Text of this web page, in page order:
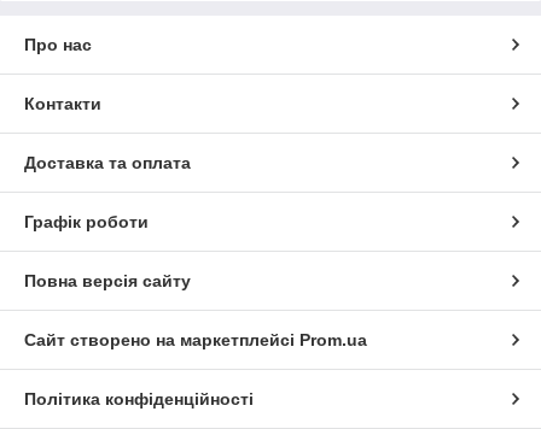
Про нас
Контакти
Доставка та оплата
Графік роботи
Повна версія сайту
Сайт створено на маркетплейсі Prom.ua
Політика конфіденційності